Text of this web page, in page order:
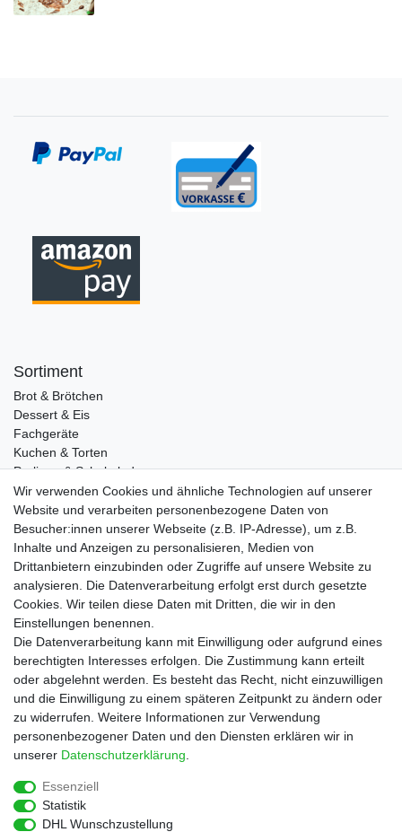
Sortiment
Brot & Brötchen
Dessert & Eis
Fachgeräte
Kuchen & Torten
Pralinen & Schokolade
Lebensmittel
Gutscheine
Informationen
Zahlungsarten
Versandkosten
Service
Rezepte
Newsletter
Blog
Choco Patiss
|
Wir verwenden Cookies und ähnliche Technologien auf unserer
Website und verarbeiten personenbezogene Daten von
Besucher:innen unserer Webseite (z.B. IP-Adresse), um z.B.
Inhalte und Anzeigen zu personalisieren, Medien von
Drittanbietern einzubinden oder Zugriffe auf unsere Website zu
analysieren. Die Datenverarbeitung erfolgt erst durch gesetzte
Cookies. Wir teilen diese Daten mit Dritten, die wir in den
Einstellungen benennen.
Die Datenverarbeitung kann mit Einwilligung oder aufgrund eines
berechtigten Interesses erfolgen. Die Zustimmung kann erteilt
oder abgelehnt werden. Es besteht das Recht, nicht einzuwilligen
und die Einwilligung zu einem späteren Zeitpunkt zu ändern oder
zu widerrufen. Weitere Informationen zur Verwendung
personenbezogener Daten und den Diensten erklären wir in
unserer Daten­schutz­erklärung
Essenziell
Statistik
DHL Wunschzustellung